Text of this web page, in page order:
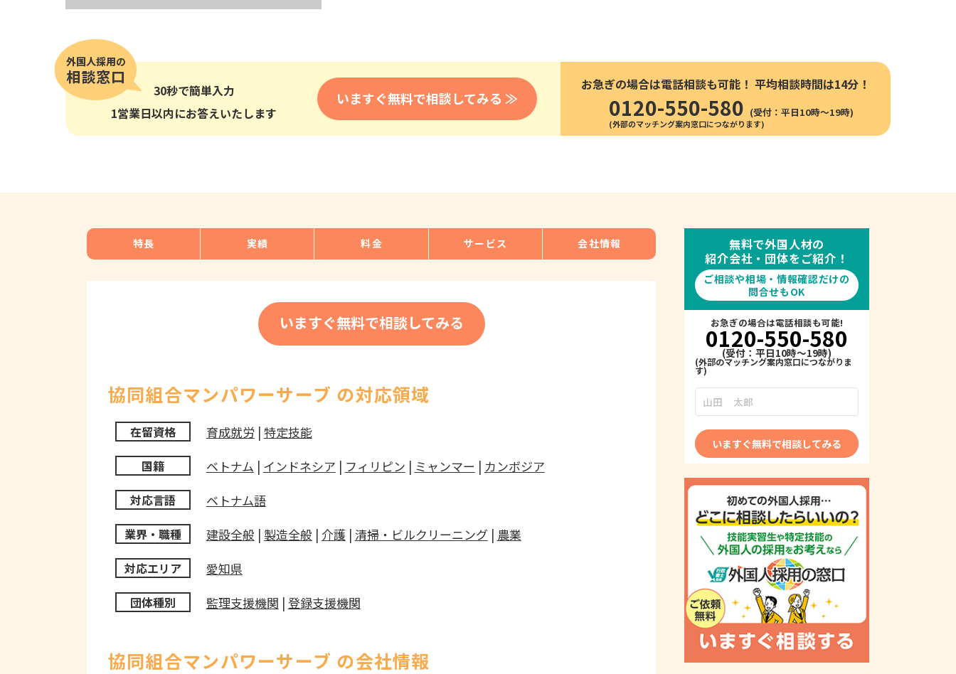
通訳・翻訳
IT
営業
貿易
採用市場
調査・プレスリリース
お役立ち資料
30秒で簡単入力
1営業日以内にお答えいたします
いますぐ無料で相談してみる ≫
お急ぎの場合は電話相談も可能！ 平均相談時間は14分！
0120-550-580 (受付：平日10時〜19時)
特長 実績 料金 サービス 会社情報
いますぐ無料で相談してみる
協同組合マンパワーサーブ の対応領域
在留資格 育成就労| 特定技能
国籍 ベトナム | インドネシア | フィリピン | ミャンマー | カンボジア
対応言語 ベトナム語
業界・職種 建設全般 | 製造全般 | 介護| 清掃・ビルクリーニング | 農業
対応エリア 愛知県
団体種別 監理支援機関 | 登録支援機関
協同組合マンパワーサーブ の会社情報
無料で外国人材の
紹介会社・団体をご紹介！
ご相談や相場・情報確認だけの
問合せもOK
お急ぎの場合は電話相談も可能!
0120-550-580
(受付：平日10時～19時)
いますぐ無料で相談してみる